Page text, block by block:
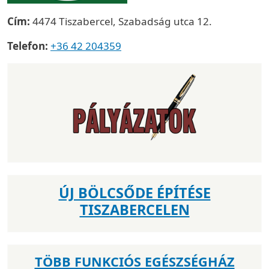
Cím: 4474 Tiszabercel, Szabadság utca 12.
Telefon: +36 42 204359
ÚJ BÖLCSŐDE ÉPÍTÉSE
TISZABERCELEN
TÖBB FUNKCIÓS EGÉSZSÉGHÁZ